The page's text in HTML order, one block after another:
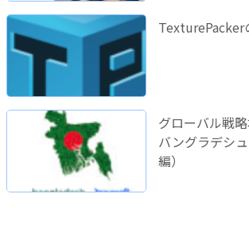
TexturePacker
グローバル戦
バングラデシ
編）